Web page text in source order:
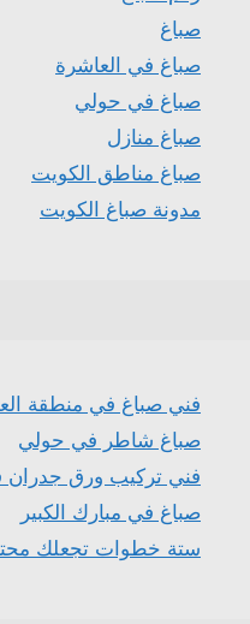
صباغ
صباغ في العاشرة
صباغ في حولي
صباغ منازل
صباغ مناطق الكويت
مدونة صباغ الكويت
فني صباغ في منطقة
صباغ شاطر في حولي
فني تركيب ورق جدران
صباغ في مبارك الكبير
ستة خطوات تجعلك